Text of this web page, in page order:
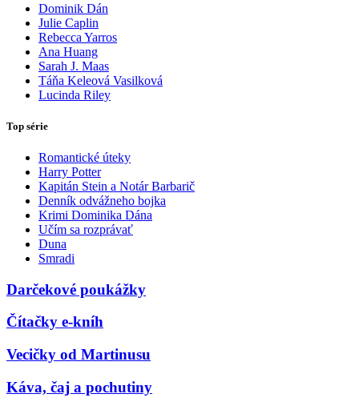
Dominik Dán
Julie Caplin
Rebecca Yarros
Ana Huang
Sarah J. Maas
Táňa Keleová Vasilková
Lucinda Riley
Top série
Romantické úteky
Harry Potter
Kapitán Stein a Notár Barbarič
Denník odvážneho bojka
Krimi Dominika Dána
Učím sa rozprávať
Duna
Smradi
Darčekové poukážky
Čítačky e-kníh
Vecičky od Martinusu
Káva, čaj a pochutiny